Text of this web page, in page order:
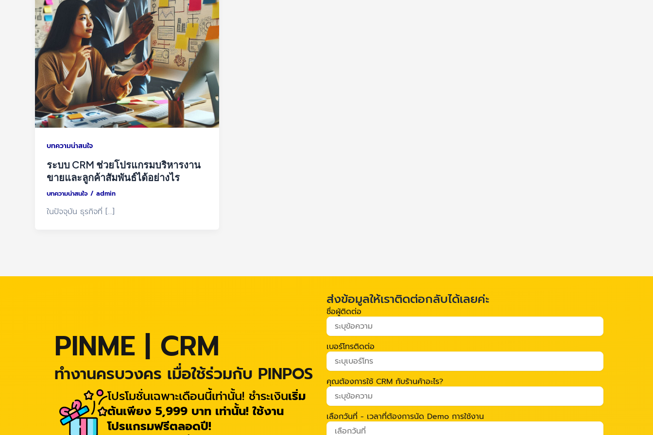
บทความน่าสนใจ
ระบบ CRM ช่วยโปรแกรมบริหารงาน
ขายและลูกค้าสัมพันธ์ได้อย่างไร
บทความน่าสนใจ / admin
ในปัจจุบัน ธุรกิจที่ […]
PINME | CRM
ทำงานครบวงคร เมื่อใช้ร่วมกับ PINPOS
โปรโมชั่นเฉพาะเดือนนี้เท่านั้น! ชำระเงินเริ่ม
ต้นเพียง 5,999 บาท เท่านั้น!ใช้งาน
โปรแกรมฟรีตลอดปี!
ส่งข้อมูลให้เราติดต่อกลับได้เลยค่ะ
ชื่อผู้ติดต่อ
เบอร์โทรติดต่อ
คุณต้องการใช้ CRM กับร้านค้าอะไร?
เลือกวันที่ - เวลาที่ต้องการนัด Demo การใช้งาน